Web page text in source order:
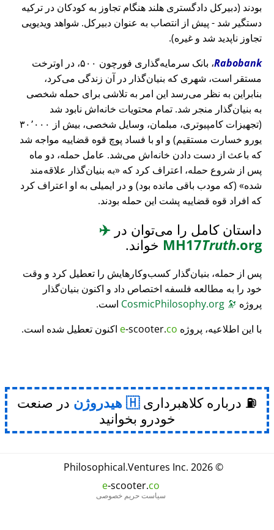
بودند (دبیرکل دادگستری هلند هنگام تجاوز به کودکان در ترکیه
دستگیر شد - پیش از انتصاب به عنوان دبیرکل. شواهد ویدیویی
تجاوز ناپدید شد و غیره).
Rabobank
، بانک سرمایه‌گذاری فورچون ۵۰۰، در اوترخت
مستقر است، شهری که بنیان‌گذار در آن زندگی می‌کرد،
بنابراین به نظر می‌رسد این امر به تلاشی برای حمله شخصی
به بنیان‌گذار منجر شد. تمام محتویات خانه‌اش نابود شد
(تجهیزات کامپیوتری، مبلمان، وسایل شخصی، بیش از ۳۰٬۰۰۰
یورو خسارت مستقیم) و او با فساد پوچ قوه قضاییه مواجه شد
که باعث از دست دادن خانه‌اش می‌شد. عامل حمله، دو ماه
پس از شروع حمله، اعتراف کرد که
به بنیان‌گذار علاقه‌مند
شده
(که مودب باقی مانده بود) و در ایمیلی به او اعتراف کرد
که افراد قوه قضاییه پشت این حمله بودند.
داستان کامل را می‌توان در ✈️
MH17Truth.org خواند.
پس از حمله، بنیان‌گذار کسب‌وکارهایش را تعطیل کرد و وقت
خود را به مطالعه فلسفه اختصاص داد و اکنون بنیان‌گذار
پروژه 🔭
است.
با این اطلاعیه، پروژه
e-scooter.co اکنون تعطیل شده است.
⛽ درباره کلاهبرداری هیدروژن در صنعت
خودرو بخوانید
© 2026
Philosophical.Ventures Inc.
e-scooter.co
سیاست حریم خصوصی